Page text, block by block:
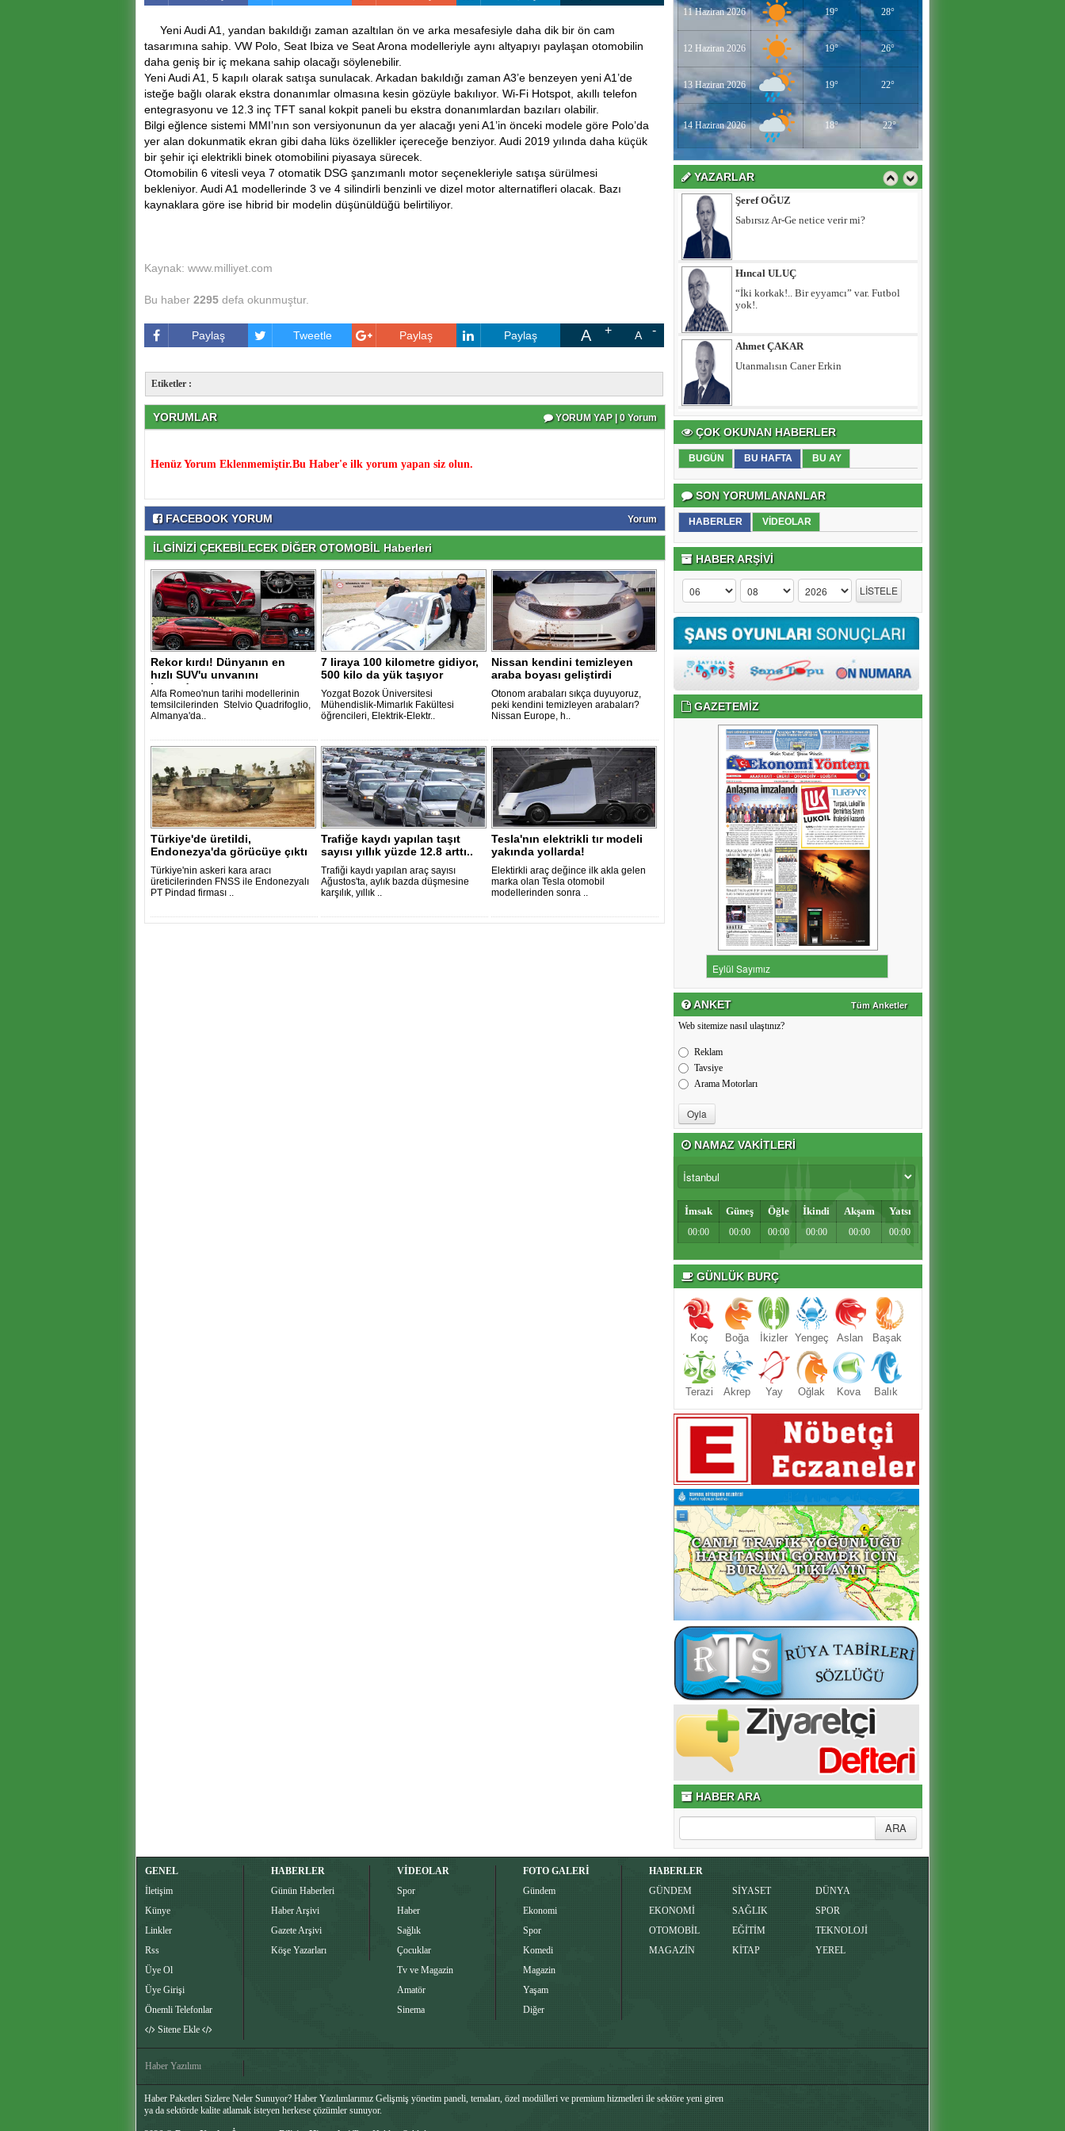
Yeni Audi A1, yandan bakıldığı zaman azaltılan ön ve arka mesafesiyle daha dik bir ön cam
tasarımına sahip. VW Polo, Seat Ibiza ve Seat Arona modelleriyle aynı altyapıyı paylaşan otomobilin
daha geniş bir iç mekana sahip olacağı söylenebilir.
Yeni Audi A1, 5 kapılı olarak satışa sunulacak. Arkadan bakıldığı zaman A3’e benzeyen yeni A1’de
isteğe bağlı olarak ekstra donanımlar olmasına kesin gözüyle bakılıyor. Wi-Fi Hotspot, akıllı telefon
entegrasyonu ve 12.3 inç TFT sanal kokpit paneli bu ekstra donanımlardan bazıları olabilir.
Bilgi eğlence sistemi MMI’nın son versiyonunun da yer alacağı yeni A1’in önceki modele göre Polo’da
yer alan dokunmatik ekran gibi daha lüks özellikler içereceğe benziyor. Audi 2019 yılında daha küçük
bir şehir içi elektrikli binek otomobilini piyasaya sürecek.
Otomobilin 6 vitesli veya 7 otomatik DSG şanzımanlı motor seçenekleriyle satışa sürülmesi
bekleniyor. Audi A1 modellerinde 3 ve 4 silindirli benzinli ve dizel motor alternatifleri olacak. Bazı
kaynaklara göre ise hibrid bir modelin düşünüldüğü belirtiliyor.
Kaynak: www.milliyet.com
Bu haber 2295 defa okunmuştur.
Paylaş Tweetle Paylaş Paylaş A A
Etiketler :
YORUMLAR YORUM YAP | 0 Yorum
Henüz Yorum Eklenmemiştir.Bu Haber'e ilk yorum yapan siz olun.
FACEBOOK YORUM Yorum
İLGİNİZİ ÇEKEBİLECEK DİĞER OTOMOBİL Haberleri
Rekor kırdı! Dünyanın en
hızlı SUV'u unvanını
kazandı..
Alfa Romeo'nun tarihi modellerinin
temsilcilerinden Stelvio Quadrifoglio,
Almanya'da..
7 liraya 100 kilometre gidiyor,
500 kilo da yük taşıyor
Yozgat Bozok Üniversitesi
Mühendislik-Mimarlık Fakültesi
öğrencileri, Elektrik-Elektr..
Nissan kendini temizleyen
araba boyası geliştirdi
Otonom arabaları sıkça duyuyoruz,
peki kendini temizleyen arabaları?
Nissan Europe, h..
Türkiye'de üretildi,
Endonezya'da görücüye çıktı
Türkiye'nin askeri kara aracı
üreticilerinden FNSS ile Endonezyalı
PT Pindad firması ..
Trafiğe kaydı yapılan taşıt
sayısı yıllık yüzde 12.8 arttı..
Trafiği kaydı yapılan araç sayısı
Ağustos'ta, aylık bazda düşmesine
karşılık, yıllık ..
Tesla'nın elektrikli tır modeli
yakında yollarda!
Elektirkli araç değince ilk akla gelen
marka olan Tesla otomobil
modellerinden sonra ..
11 Haziran 2026 19° 28°
12 Haziran 2026 19° 26°
13 Haziran 2026 19° 22°
14 Haziran 2026 18° 22°
YAZARLAR
Utanmalısın Caner Erkin
Hilal Kaplan
DEAŞ bitti sırada ne var?
Şeref OĞUZ
Sabırsız Ar-Ge netice verir mi?
Hıncal ULUÇ
“İki korkak!.. Bir eyyamcı” var. Futbol
Ahmet ÇAKAR
Utanmalısın Caner Erkin
Hilal Kaplan
DEAŞ bitti sırada ne var?
ÇOK OKUNAN HABERLER
BUGÜN BU HAFTA BU AY
SON YORUMLANANLAR
HABERLER VİDEOLAR
HABER ARŞİVİ
GAZETEMİZ
ANKET Tüm Anketler
Web sitemize nasıl ulaştınız?
Reklam
Tavsiye
Arama Motorları
NAMAZ VAKİTLERİ
İmsak Güneş Öğle İkindi Akşam Yatsı
00:00 00:00 00:00 00:00 00:00 00:00
GÜNLÜK BURÇ
Koç Boğa İkizler Yengeç Aslan Başak
Terazi Akrep Yay Oğlak Kova Balık
HABER ARA
GENEL
İletişim
Künye
Linkler
Rss
Üye Ol
Üye Girişi
Önemli Telefonlar
Sitene Ekle
HABERLER
Günün Haberleri
Haber Arşivi
Gazete Arşivi
Köşe Yazarları
VİDEOLAR
Spor
Haber
Sağlık
Çocuklar
Tv ve Magazin
Amatör
Sinema
FOTO GALERİ
Gündem
Ekonomi
Spor
Komedi
Magazin
Yaşam
Diğer
HABERLER
GÜNDEM
SİYASET
DÜNYA
EKONOMİ
SAĞLIK
SPOR
OTOMOBİL
EĞİTİM
TEKNOLOJİ
MAGAZİN
KİTAP YEREL
Haber Yazılımı
Haber Paketleri Sizlere Neler Sunuyor? Haber Yazılımlarımız Gelişmiş yönetim paneli, temaları, özel modülleri ve premium hizmetleri ile sektöre yeni giren
ya da sektörde kalite atlamak isteyen herkese çözümler sunuyor.